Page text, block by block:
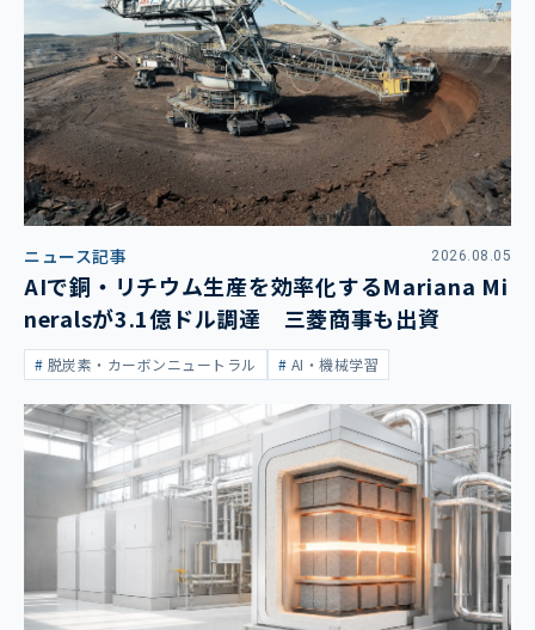
ニュース記事 2026.08.05
AIで銅・リチウム生産を効率化するMariana Mi
neralsが3.1億ドル調達 三菱商事も出資
脱炭素・カーボンニュートラル AI・機械学習